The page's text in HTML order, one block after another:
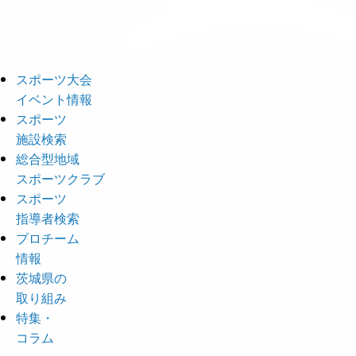
スポーツ大会
イベント情報
スポーツ
施設検索
総合型地域
スポーツクラブ
スポーツ
指導者検索
プロチーム
情報
茨城県の
取り組み
特集・
コラム